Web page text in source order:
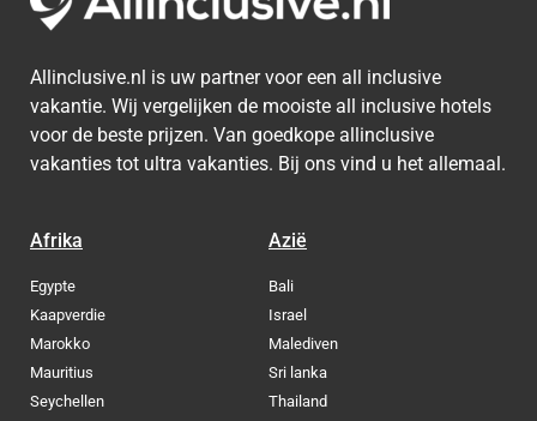
Allinclusive.nl is uw partner voor een all inclusive
vakantie. Wij vergelijken de mooiste all inclusive hotels
voor de beste prijzen. Van goedkope allinclusive
vakanties tot ultra vakanties. Bij ons vind u het allemaal.
Afrika
Egypte
Kaapverdie
Marokko
Mauritius
Seychellen
Azië
Bali
Israel
Malediven
Sri lanka
Thailand